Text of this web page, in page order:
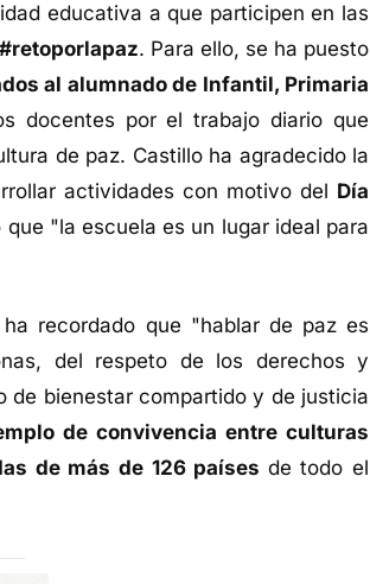
educativa a que participen en las
. Para ello, se ha puesto
al alumnado de Infantil, Primaria
docentes por el trabajo diario que
de paz. Castillo ha agradecido la
actividades con motivo del Día
"la escuela es un lugar ideal para
recordado que "hablar de paz es
del respeto de los derechos y
de bienestar compartido y de justicia
de convivencia entre culturas
de más de 126 países de todo el